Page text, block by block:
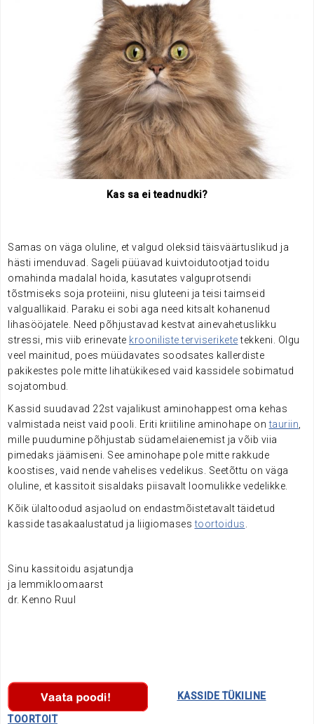
Kas sa ei teadnudki?
Samas on väga oluline, et valgud oleksid täisväärtuslikud ja
hästi imenduvad. Sageli püüavad kuivtoidutootjad toidu
omahinda madalal hoida, kasutates valguprotsendi
tõstmiseks soja proteiini, nisu gluteeni ja teisi taimseid
valguallikaid. Paraku ei sobi aga need kitsalt kohanenud
lihasööjatele. Need põhjustavad kestvat ainevahetuslikku
stressi, mis viib erinevate krooniliste terviseriketetekkeni. Olgu
veel mainitud, poes müüdavates soodsates kallerdiste
pakikestes pole mitte lihatükikesed vaid kassidele sobimatud
sojatombud.
Kassid suudavad 22st vajalikust aminohappest oma kehas
valmistada neist vaid pooli. Eriti kriitiline aminohape ontauriin
mille puudumine põhjustab südamelaienemist ja võib viia
pimedaks jäämiseni. See aminohape pole mitte rakkude
koostises, vaid nende vahelises vedelikus. Seetõttu on väga
oluline, et kassitoit sisaldaks piisavalt loomulikke vedelikke.
Kõik ülaltoodud asjaolud on endastmõistetavalt täidetud
kasside tasakaalustatud ja liigiomasestoortoidus
Sinu kassitoidu asjatundja
ja lemmikloomaarst
dr. Kenno Ruul
KASSIDE TÜKILINE
TOORTOIT